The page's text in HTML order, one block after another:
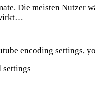
Die meisten Nutzer
encoding settings,
settings